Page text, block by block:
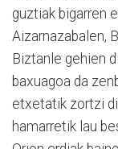
guztiak bigarren
Aizarnazabalen,
Biztanle gehien
baxuagoa da
etxetatik zortzi
hamarretik lau